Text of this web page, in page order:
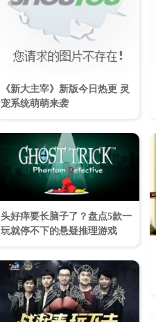
《新大主宰》新版今日热更 灵
宠系统萌萌来袭
头好痒要长脑子了？盘点5款一
玩就停不下的悬疑推理游戏